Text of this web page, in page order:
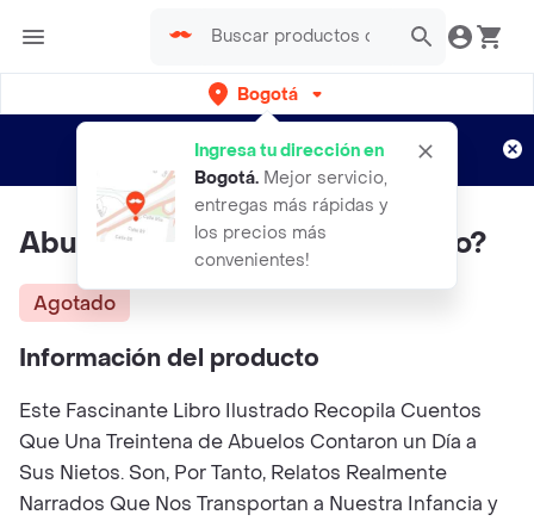
Bogotá
Ingresa tu dirección en
Bogotá. Mejor servicio,
entregas más rápidas y
los precios más
convenientes!
envíos gratis por semanas
Aplican TyC
Abuelo ¿Me Cuentas Un Cuento?
Agotado
Información del producto
Este Fascinante Libro Ilustrado Recopila Cuentos
Que Una Treintena de Abuelos Contaron un Día a
Sus Nietos. Son, Por Tanto, Relatos Realmente
Narrados Que Nos Transportan a Nuestra Infancia y